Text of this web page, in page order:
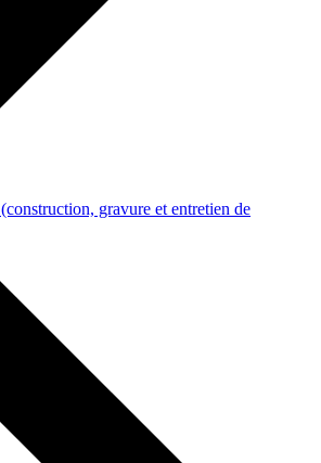
(construction, gravure et entretien de